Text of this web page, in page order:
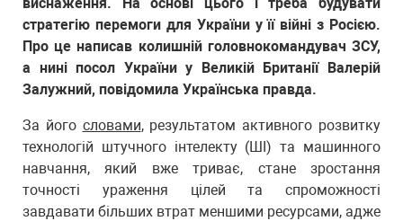
стратегію перемоги для України у її війні з Росією.
Про це написав колишній головнокомандувач ЗСУ,
а нині посол України у Великій Британії Валерій
Залужний, повідомила Українська правда.
За його словами, результатом активного розвитку
технологій штучного інтелекту (ШІ) та машинного
навчання, який вже триває, стане зростання
точності ураження цілей та спроможності
завдавати більших втрат меншими ресурсами, адже